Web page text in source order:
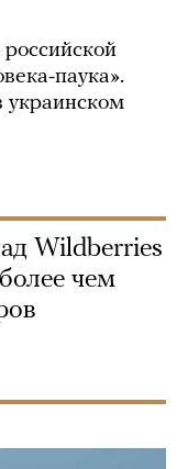
паука».
украинском
Wildberries
чем